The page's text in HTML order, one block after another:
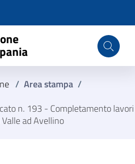
Campania
/ Area stampa /
n. 193 - Completamento lavori
ad Avellino